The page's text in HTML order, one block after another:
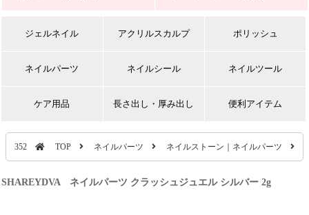
ジェルネイル アクリルスカルプ ポリッシュ
ネイルパーツ ネイルシール ネイルツール
ケア用品 長さ出し・厚み出し 便利アイテム
352 TOP ネイルパーツ ネイルストーン｜ネイルパーツ
SHAREYDVA ネイルパーツ クラッシュジュエル シルバー 2g